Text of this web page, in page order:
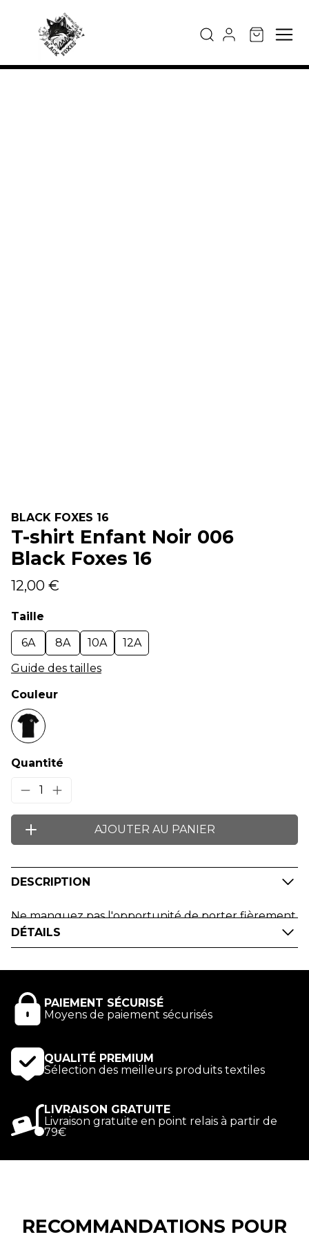
BLACK FOXES 16
T-shirt Enfant Noir 006
Black Foxes 16
12,00 €
Taille
6A
8A 10A
12A
Guide des tailles
Couleur
Quantité
1
AJOUTER AU PANIER
DESCRIPTION
Ne manquez pas l'opportunité de porter fièrement
les couleurs de votre club de football américain :
Black Foxes 16. Affirmez votre passion pour l'équipe
sans hésitation en portant ce t-shirt enfant Noir !
Impression numérique.
DÉTAILS
PAIEMENT SÉCURISÉ
Moyens de paiement sécurisés
QUALITÉ PREMIUM
Sélection des meilleurs produits textiles
LIVRAISON GRATUITE
Livraison gratuite en point relais à partir de
79€
RECOMMANDATIONS POUR